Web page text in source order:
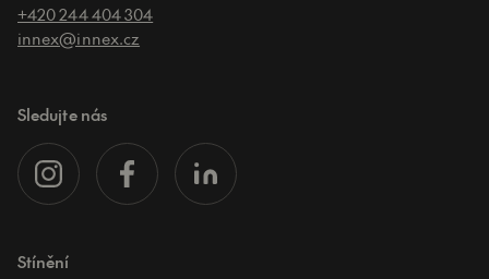
+420 244 404 304
innex@innex.cz
Sledujte nás
Stínění